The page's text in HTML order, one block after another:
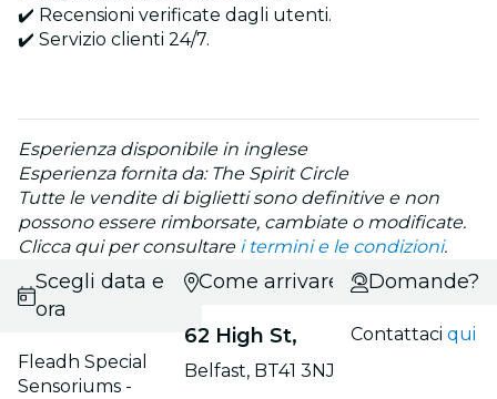
✔️ Recensioni verificate dagli utenti.
✔️ Servizio clienti 24/7.
Esperienza disponibile in inglese
Esperienza fornita da: The Spirit Circle
Tutte le vendite di biglietti sono definitive e non
possono essere rimborsate, cambiate o modificate.
Clicca qui per consultare i termini e le condizioni.
Scegli data e
ora
Fleadh Special
Sensoriums -
Come arrivare?
62 High St,
Belfast, BT41 3NJ
Domande?
Contattaciqui